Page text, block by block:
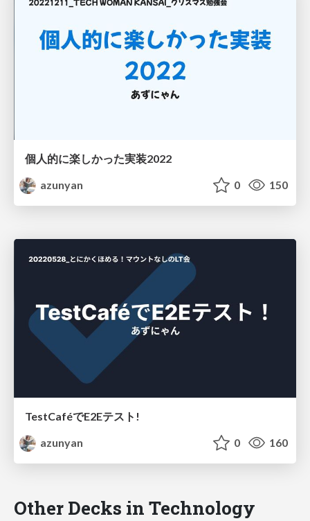
個人的に楽しかった実装2022
azunyan
0 150
TestCaféでE2Eテスト!
azunyan
0 160
Other Decks in Technology